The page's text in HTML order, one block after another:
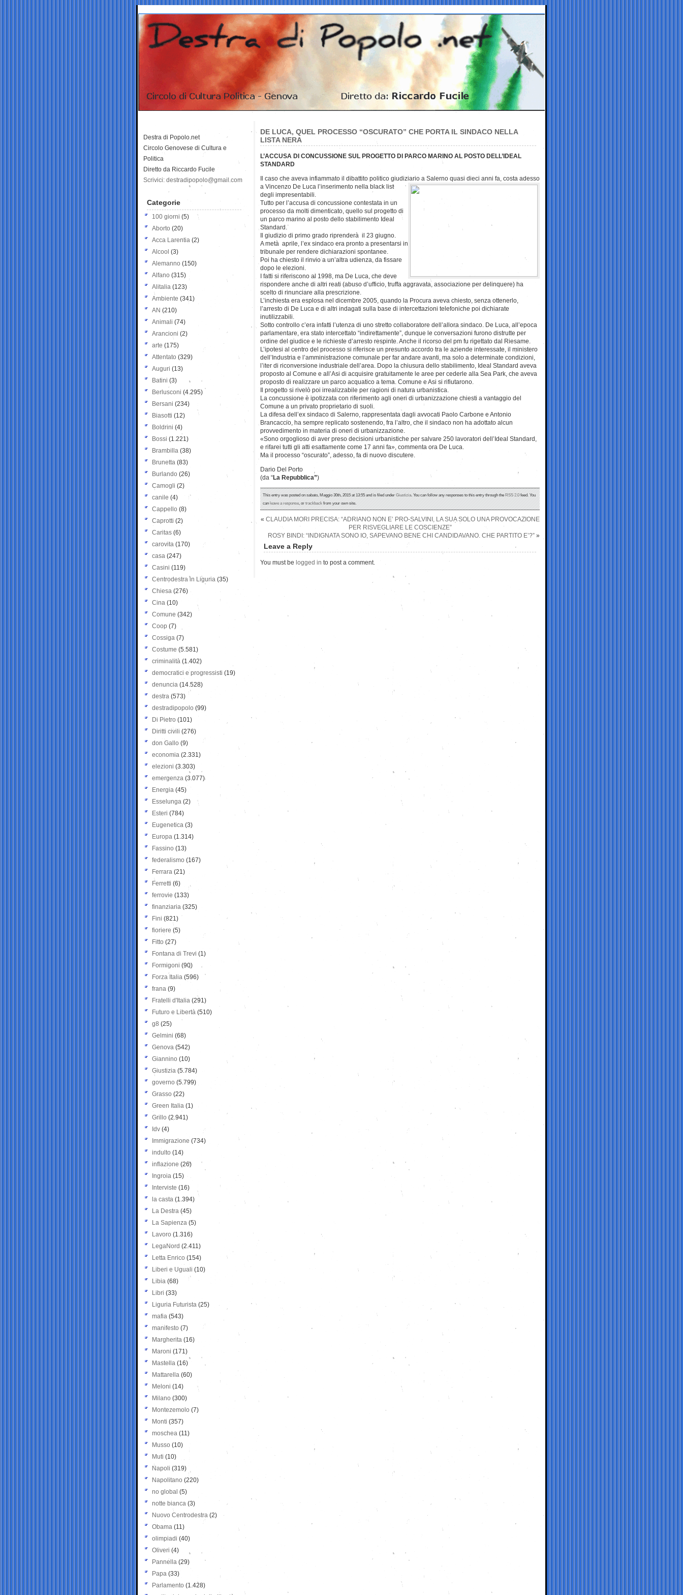
DE LUCA, QUEL PROCESSO “OSCURATO” CHE PORTA IL SINDACO NELLA
LISTA NERA
L’ACCUSA DI CONCUSSIONE SUL PROGETTO DI PARCO MARINO AL POSTO DELL’IDEAL
STANDARD
Il caso che aveva infiammato il dibattito politico giudiziario a Salerno quasi dieci anni fa, costa adesso
a Vincenzo De Luca l’inserimento nella black list
degli impresentabili.
Tutto per l’accusa di concussione contestata in un
processo da molti dimenticato, quello sul progetto di
un parco marino al posto dello stabilimento Ideal
Standard.
Il giudizio di primo grado riprenderà il 23 giugno.
A metà aprile, l’ex sindaco era pronto a presentarsi in
tribunale per rendere dichiarazioni spontanee.
Poi ha chiesto il rinvio a un’altra udienza, da fissare
dopo le elezioni.
I fatti si riferiscono al 1998, ma De Luca, che deve
rispondere anche di altri reati (abuso d’ufficio, truffa aggravata, associazione per delinquere) ha
scelto di rinunciare alla prescrizione.
L’inchiesta era esplosa nel dicembre 2005, quando la Procura aveva chiesto, senza ottenerlo,
l’arresto di De Luca e di altri indagati sulla base di intercettazioni telefoniche poi dichiarate
inutilizzabili.
Sotto controllo c’era infatti l’utenza di uno stretto collaboratore dell’allora sindaco. De Luca, all’epoca
parlamentare, era stato intercettato “indirettamente”, dunque le conversazioni furono distrutte per
ordine del giudice e le richieste d’arresto respinte. Anche il ricorso del pm fu rigettato dal Riesame.
L’ipotesi al centro del processo si riferisce un presunto accordo tra le aziende interessate, il ministero
dell’Industria e l’amministrazione comunale per far andare avanti, ma solo a determinate condizioni,
l’iter di riconversione industriale dell’area. Dopo la chiusura dello stabilimento, Ideal Standard aveva
proposto al Comune e all’Asi di acquisire gratuitamente le aree per cederle alla Sea Park, che aveva
proposto di realizzare un parco acquatico a tema. Comune e Asi si rifiutarono.
Il progetto si rivelò poi irrealizzabile per ragioni di natura urbanistica.
La concussione è ipotizzata con riferimento agli oneri di urbanizzazione chiesti a vantaggio del
Comune a un privato proprietario di suoli.
La difesa dell’ex sindaco di Salerno, rappresentata dagli avvocati Paolo Carbone e Antonio
Brancaccio, ha sempre replicato sostenendo, fra l’altro, che il sindaco non ha adottato alcun
provvedimento in materia di oneri di urbanizzazione.
«Sono orgoglioso di aver preso decisioni urbanistiche per salvare 250 lavoratori dell’Ideal Standard,
e rifarei tutti gli atti esattamente come 17 anni fa», commenta ora De Luca.
Ma il processo “oscurato”, adesso, fa di nuovo discutere.
Dario Del Porto
(da “La Repubblica”)
This entry was posted on sabato, Maggio 30th, 2015 at 13:55 and is filed underGiustizia. You can follow any responses to this entry through theRSS 2.0feed. You
canleave a response, ortrackbackfrom your own site.
« CLAUDIA MORI PRECISA: “ADRIANO NON E’ PRO-SALVINI, LA SUA SOLO UNA PROVOCAZIONE
PER RISVEGLIARE LE COSCIENZE”
ROSY BINDI: “INDIGNATA SONO IO, SAPEVANO BENE CHI CANDIDAVANO. CHE PARTITO E’?” »
Leave a Reply
You must be logged in to post a comment.
Destra di Popolo.net
Circolo Genovese di Cultura e
Politica
Diretto da Riccardo Fucile
Scrivici: destradipopolo@gmail.com
Categorie
100 giorni (5)
Aborto (20)
Acca Larentia (2)
Alcool (3)
Alemanno (150)
Alfano (315)
Alitalia (123)
Ambiente (341)
AN (210)
Animali (74)
Arancioni (2)
arte (175)
Attentato (329)
Auguri (13)
Batini (3)
Berlusconi (4.295)
Bersani (234)
Biasotti (12)
Boldrini (4)
Bossi (1.221)
Brambilla (38)
Brunetta (83)
Burlando (26)
Camogli (2)
canile (4)
Cappello (8)
Caprotti (2)
Caritas (6)
carovita (170)
casa (247)
Casini (119)
Centrodestra in Liguria (35)
Chiesa (276)
Cina (10)
Comune (342)
Coop (7)
Cossiga (7)
Costume (5.581)
criminalità (1.402)
democratici e progressisti (19)
denuncia (14.528)
destra (573)
destradipopolo (99)
Di Pietro (101)
Diritti civili (276)
don Gallo (9)
economia (2.331)
elezioni (3.303)
emergenza (3.077)
Energia (45)
Esselunga (2)
Esteri (784)
Eugenetica (3)
Europa (1.314)
Fassino (13)
federalismo (167)
Ferrara (21)
Ferretti (6)
ferrovie (133)
finanziaria (325)
Fini (821)
fioriere (5)
Fitto (27)
Fontana di Trevi (1)
Formigoni (90)
Forza Italia (596)
frana (9)
Fratelli d'Italia (291)
Futuro e Libertà (510)
g8 (25)
Gelmini (68)
Genova (542)
Giannino (10)
Giustizia (5.784)
governo (5.799)
Grasso (22)
Green Italia (1)
Grillo (2.941)
Idv (4)
Immigrazione (734)
indulto (14)
inflazione (26)
Ingroia (15)
Interviste (16)
la casta (1.394)
La Destra (45)
La Sapienza (5)
Lavoro (1.316)
LegaNord (2.411)
Letta Enrico (154)
Liberi e Uguali (10)
Libia (68)
Libri (33)
Liguria Futurista (25)
mafia (543)
manifesto (7)
Margherita (16)
Maroni (171)
Mastella (16)
Mattarella (60)
Meloni (14)
Milano (300)
Montezemolo (7)
Monti (357)
moschea (11)
Musso (10)
Muti (10)
Napoli (319)
Napolitano (220)
no global (5)
notte bianca (3)
Nuovo Centrodestra (2)
Obama (11)
olimpiadi (40)
Oliveri (4)
Pannella (29)
Papa (33)
Parlamento (1.428)